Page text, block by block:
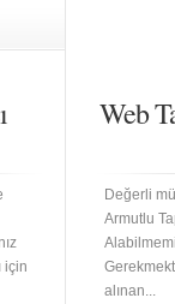
için
Web
Değerli
Armutlu
alınan...